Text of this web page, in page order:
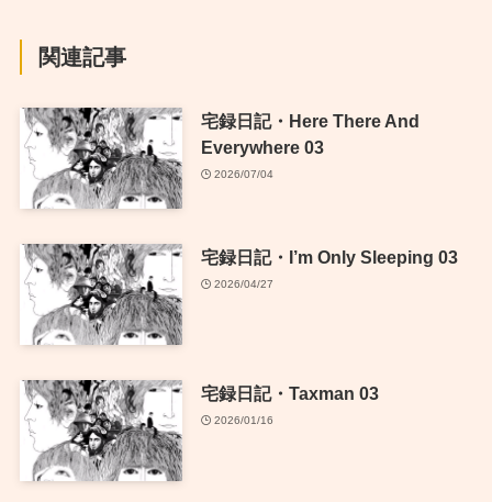
関連記事
宅録日記・Here There And
Everywhere 03
2026/07/04
宅録日記・I’m Only Sleeping 03
2026/04/27
宅録日記・Taxman 03
2026/01/16